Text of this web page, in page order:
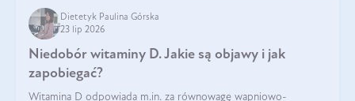
Dietetyk Paulina Górska
23 lip 2026
Niedobór witaminy D. Jakie są objawy i jak
zapobiegać?
Witamina D odpowiada m.in. za równowagę wapniowo-